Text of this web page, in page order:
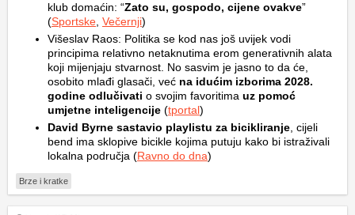
klub domaćin: “Zato su, gospodo, cijene ovakve”
(Sportske Večernji)
Višeslav Raos: Politika se kod nas još uvijek vodi
principima relativno netaknutima erom generativnih alata
koji mijenjaju stvarnost. No sasvim je jasno to da će,
osobito mlađi glasači, već na idućim izborima 2028.
godine odlučivati o svojim favoritima uz pomoć
umjetne inteligencije (tportal)
David Byrne sastavio playlistu za bicikliranje , cijeli
bend ima sklopive bicikle kojima putuju kako bi istraživali
lokalna područja (Ravno do dna)
Brze i kratke